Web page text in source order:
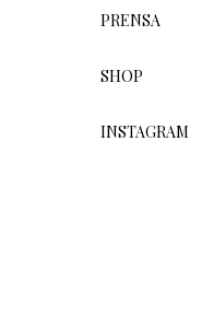
PRENSA
SHOP
INSTAGRAM
atractivos y funcionales.